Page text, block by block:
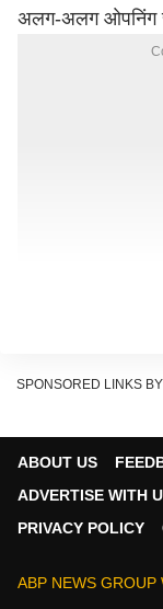
अलग-अलग ओपनिंग
को शानदार
SPONSORED LINKS
ABOUT US
ADVERTISE WITH
PRIVACY POLICY
ABP NEWS GROUP